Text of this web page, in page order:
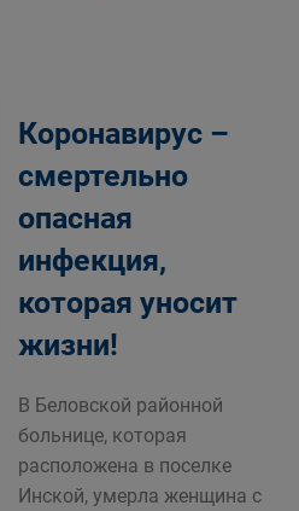
Коронавирус –
смертельно
опасная
инфекция,
которая уносит
жизни!
В Беловской районной
больнице, которая
расположена в поселке
Инской, умерла женщина с